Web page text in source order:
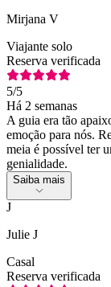
Mirjana V
Viajante solo
Reserva verificada
5/5
Há 2 semanas
A guia era tão
emoção para nós.
meia é possível ter
genialidade.
Saiba mais
J
Julie J
Casal
Reserva verificada